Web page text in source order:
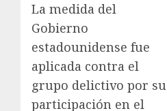
La medida del
Gobierno
estadounidense fue
aplicada contra el
grupo delictivo por su
participación en el